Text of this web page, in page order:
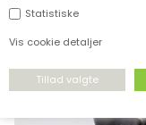
Statistiske
Vis cookie detaljer